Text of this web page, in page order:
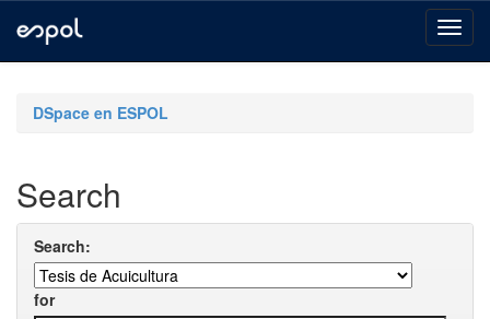
navigationDSpace en ESPOL
Search
Search:
for